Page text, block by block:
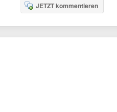
JETZT kommentieren